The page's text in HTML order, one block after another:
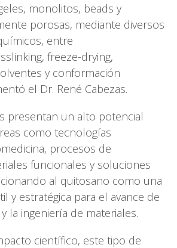
monolitos, beads y
porosas, mediante diversos
entre
freeze-drying,
y conformación
el Dr. René Cabezas.
presentan un alto potencial
como tecnologías
procesos de
funcionales y soluciones
al quitosano como una
y estratégica para el avance de
la ingeniería de materiales.
científico, este tipo de